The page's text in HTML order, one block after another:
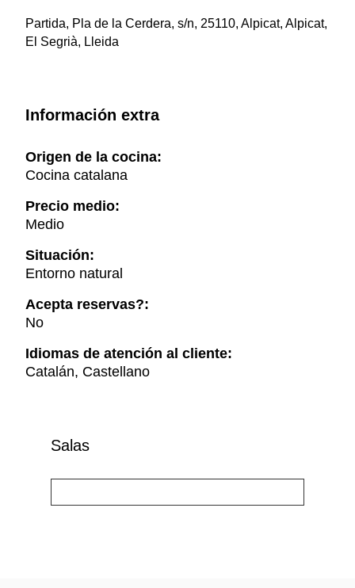
Partida, Pla de la Cerdera, s/n, 25110, Alpicat, Alpicat,
El Segrià, Lleida
Información extra
Origen de la cocina:
Cocina catalana
Precio medio:
Medio
Situación:
Entorno natural
Acepta reservas?:
No
Idiomas de atención al cliente:
Catalán, Castellano
Salas